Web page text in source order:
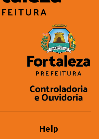
Help